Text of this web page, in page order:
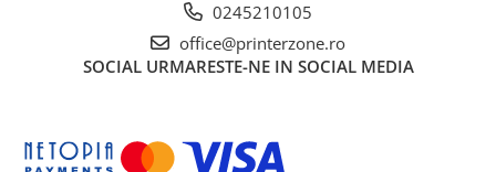
Filament imprimanta 3D
Ultrabookuri
0245210105
office@printerzone.ro
SOCIAL URMARESTE-NE IN SOCIAL MEDIA